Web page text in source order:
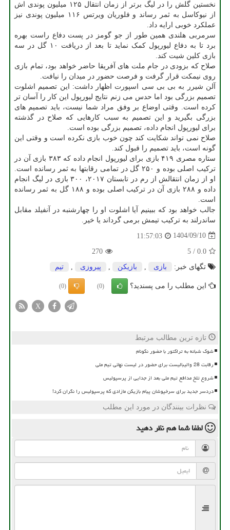
نخستین گلش را در لیگ برتر از زمان انتقال ۱۲۵ میلیون پوندی اش
از نیوکاسل به ثمر رساند و فلوریان ویرتس ۱۱۶ میلیون پوندی نیز
عملکرد خوبی ارایه داد.
سرمربی هلندی همین طور از جو گومز در پست دفاع راست بهره
برد تا به دفاع لیورپول کمک نماید تا بعد از دریافت ۱۰ گل در سه
بازی کلین شیت کند.
صلاح که بزودی در جام ملت های آفریقا حاضر خواهد بود، تمام بازی
روی نیمکت قرار گرفت و فرصت حضور در میدان را نیافت.
آلن شیرر به بی بی سی اسپورت اظهار داشت: این تصمیم اشلوت
تصمیم بزرگی بود اما حدس می زنم نتایج لیورپول این کار را آسان تر
کرده است. وقتی اوضاع بر وفق مراد شما نیست، باید تصمیم های
بزرگی بگیرید و این تصمیم به سبب کارهایی که صلاح در گذشته
برای لیورپول انجام داده، تصمیم بزرگی بوده است.
صلاح نمی تواند شکایت کند چون خوب بازی نکرده است و وقتی این
گونه است، باید تصمیم را قبول کند.
ستاره مصری ۴۱۹ بازی برای لیورپول انجام داده که ۳۸۳ بازی آن در
ترکیب اصلی بوده و ۲۵۰ گل در تمامی رقابتها به ثمر رسانده است.
او از زمان انتقالش از رم در تابستان ۲۰۱۷، ۳۰۰ بازی در لیگ انجام
داده و ۲۸۸ بازی آن در ترکیب اصلی بوده و ۱۸۸ گل به ثمر رسانده
است.
جالب خواهد بود که ببینیم آیا اشلوت او را چهارشنبه در آنفیلد مقابل
ساندرلند به ترکیب تیمش برمی گرداند یا خیر.
1404/09/10
11:57:03
0.0
/
5
270
تگهای خبر:
بازی بازیكن پیروزی تیم
این مطلب را می پسندید؟ (0)
(0)
X
تازه ترین مطالب مرتبط
شوک شبانه به تراکتور با حضور نکونام
رقابت 28 والیبالیست برای حضور در لیست نهائی تیم ملی
شروع تلخ مدافع تیم ملی بعد از جدایی از پرسپولیس
دردسر جدید برای سرخپوشان پیام بازیکن مازادی که پرسپولیس را نگران کرد!
نظرات بینندگان در مورد این مطلب
لطفا شما همنظر دهید